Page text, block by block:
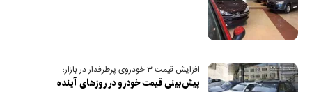
افزایش قیمت ۳ خودروی پرطرفدار در بازار؛
پیش‌بینی قیمت خودرو در روزهای آینده